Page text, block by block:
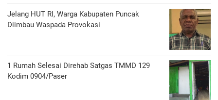
Jelang HUT RI, Warga Kabupaten Puncak
Diimbau Waspada Provokasi
1 Rumah Selesai Direhab Satgas TMMD 129
Kodim 0904/Paser